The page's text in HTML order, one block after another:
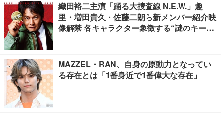
織田裕二主演「踊る大捜査線 N.E.W.」趣
里・増田貴久・佐藤二朗ら新メンバー紹介映
像解禁 各キャラクター象徴する“謎のキーワ
MAZZEL・RAN、自身の原動力となってい
る存在とは「1番身近で1番偉大な存在」